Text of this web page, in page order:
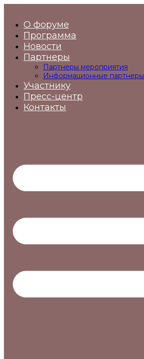
содержимому
О форуме
Программа
Новости
Партнеры
Партнеры мероприятия
Информационные партнеры
Участнику
Пресс-центр
Контакты